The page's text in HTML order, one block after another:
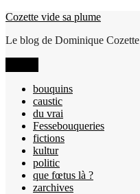
Aller
contenu
Cozette vide sa plume
Le blog de Dominique Cozette
bouquins
caustic
du vrai
Fessebouqueries
fictions
kultur
politic
que fœtus là ?
zarchives